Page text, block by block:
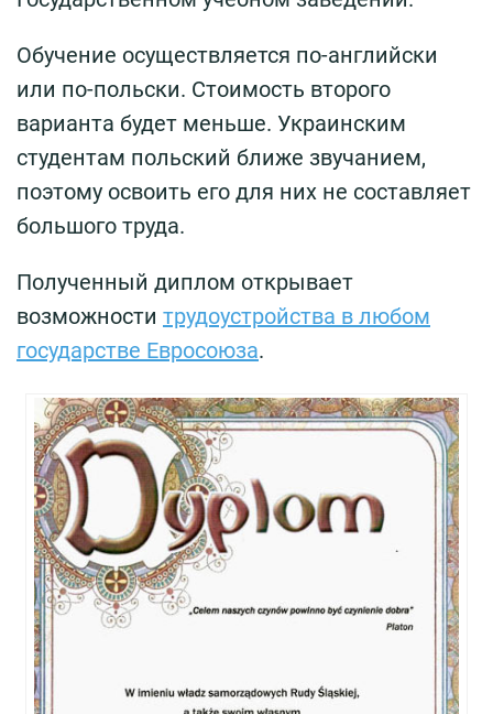
Обучение осуществляется по-английски
или по-польски. Стоимость второго
варианта будет меньше. Украинским
студентам польский ближе звучанием,
поэтому освоить его для них не составляет
большого труда.
Полученный диплом открывает
возможности трудоустройства в любом
государстве Евросоюза.